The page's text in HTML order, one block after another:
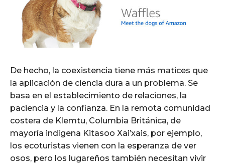
De hecho, la coexistencia tiene más matices que
la aplicación de ciencia dura a un problema. Se
basa en el establecimiento de relaciones, la
paciencia y la confianza. En la remota comunidad
costera de Klemtu, Columbia Británica, de
mayoría indígena Kitasoo Xai’xais, por ejemplo,
los ecoturistas vienen con la esperanza de ver
osos, pero los lugareños también necesitan vivir